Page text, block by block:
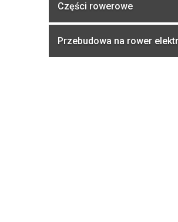
Części rowerowe
Przebudowa na rower